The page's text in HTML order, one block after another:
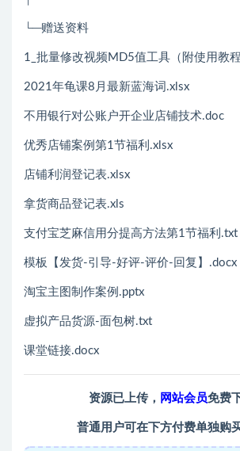
└─赠送资料
1_批量修改视频MD5值工具（附使用教
2021年龟课8月最新蓝海词.xlsx
不用银行对公账户开企业店铺技术.doc
优秀店铺案例第1节福利.xlsx
店铺利润登记表.xlsx
拿货商品登记表.xls
支付宝芝麻信用分提高方法第1节福利.txt
模板【发货-引导-好评-评价-回复】.docx
淘宝主图制作案例.pptx
虚拟产品货源-面包树.txt
课堂链接.docx
资源已上传， 网站会员免费
普通用户可在下方付费单独购